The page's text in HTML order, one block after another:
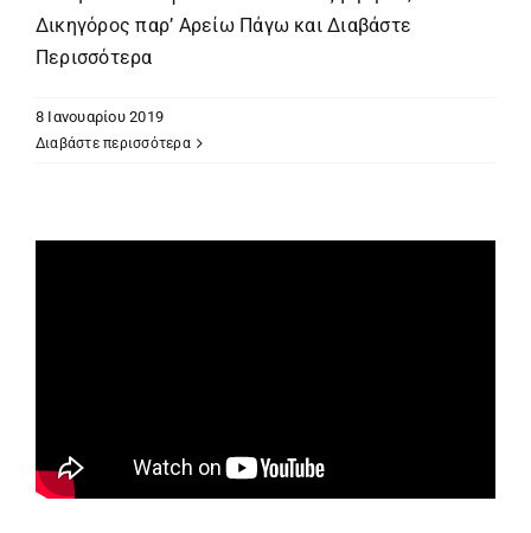
Δικηγόρος παρ’ Αρείω Πάγω καιΔιαβάστε
Περισσότερα
8 Ιανουαρίου 2019
Διαβάστε περισσότερα